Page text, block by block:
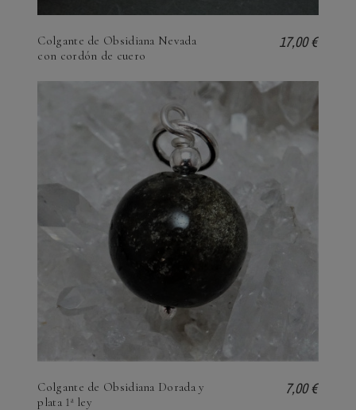
Colgante de Obsidiana Nevada
con cordón de cuero
17,00 €
Colgante de Obsidiana Dorada y
plata 1ª ley
7,00 €